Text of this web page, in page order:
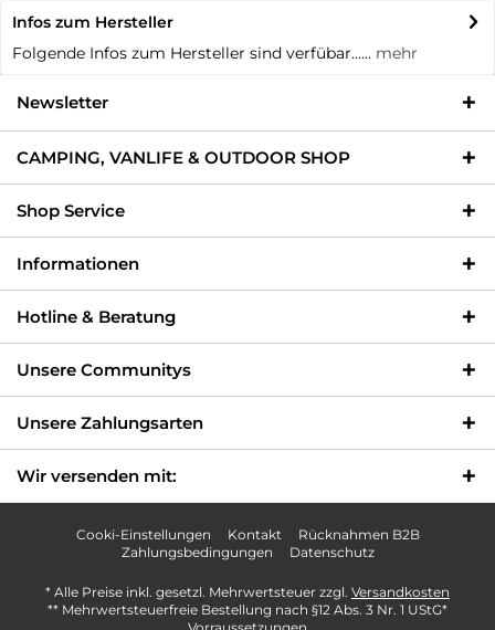
Infos zum Hersteller
Folgende Infos zum Hersteller sind verfübar...... mehr
Newsletter
CAMPING, VANLIFE & OUTDOOR SHOP
Shop Service
Informationen
Hotline & Beratung
Unsere Communitys
Unsere Zahlungsarten
Wir versenden mit:
Cooki-Einstellungen Kontakt
Rücknahmen B2B
Zahlungsbedingungen
Datenschutz
* Alle Preise inkl. gesetzl. Mehrwertsteuer zzgl. Versandkosten
** Mehrwertsteuerfreie Bestellung nach §12 Abs. 3 Nr. 1 UStG*